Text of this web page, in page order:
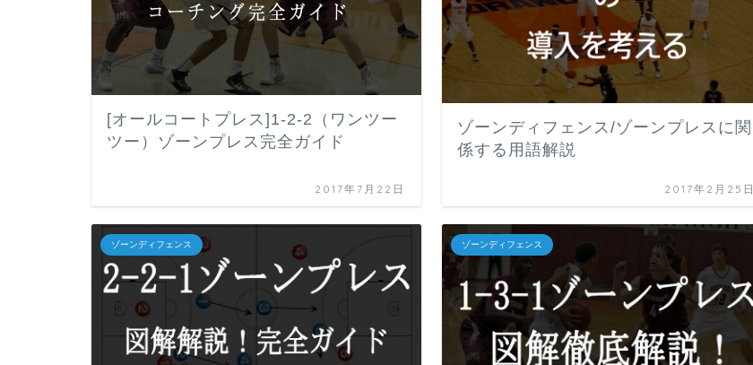
[オールコートプレス]1-2-2（ワンツー
ツー）ゾーンプレス完全ガイド
2017年7月22日
ゾーンディフェンス/ゾーンプレスに関
係する用語解説
2017年2月25日
ゾーンディフェンス ゾーンディフェンス